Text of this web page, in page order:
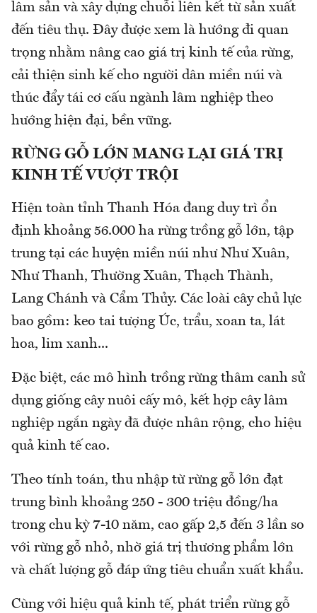
lâm sản và xây dựng chuỗi liên kết từ sản xuất
đến tiêu thụ. Đây được xem là hướng đi quan
trọng nhằm nâng cao giá trị kinh tế của rừng,
cải thiện sinh kế cho người dân miền núi và
thúc đẩy tái cơ cấu ngành lâm nghiệp theo
hướng hiện đại, bền vững.
RỪNG GỖ LỚN MANG LẠI GIÁ TRỊ
KINH TẾ VƯỢT TRỘI
Hiện toàn tỉnh Thanh Hóa đang duy trì ổn
định khoảng 56.000 ha rừng trồng gỗ lớn, tập
trung tại các huyện miền núi như Như Xuân,
Như Thanh, Thường Xuân, Thạch Thành,
Lang Chánh và Cẩm Thủy. Các loài cây chủ lực
bao gồm: keo tai tượng Úc, trẩu, xoan ta, lát
hoa, lim xanh...
Đặc biệt, các mô hình trồng rừng thâm canh sử
dụng giống cây nuôi cấy mô, kết hợp cây lâm
nghiệp ngắn ngày đã được nhân rộng, cho hiệu
quả kinh tế cao.
Theo tính toán, thu nhập từ rừng gỗ lớn đạt
trung bình khoảng 250 - 300 triệu đồng/ha
trong chu kỳ 7-10 năm, cao gấp 2,5 đến 3 lần so
với rừng gỗ nhỏ, nhờ giá trị thương phẩm lớn
và chất lượng gỗ đáp ứng tiêu chuẩn xuất khẩu.
Cùng với hiệu quả kinh tế, phát triển rừng gỗ